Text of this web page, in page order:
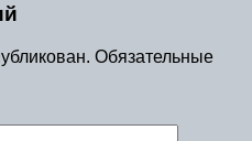
Обязательные